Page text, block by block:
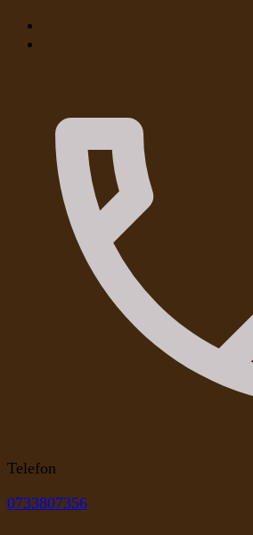
Telefon
0733807356